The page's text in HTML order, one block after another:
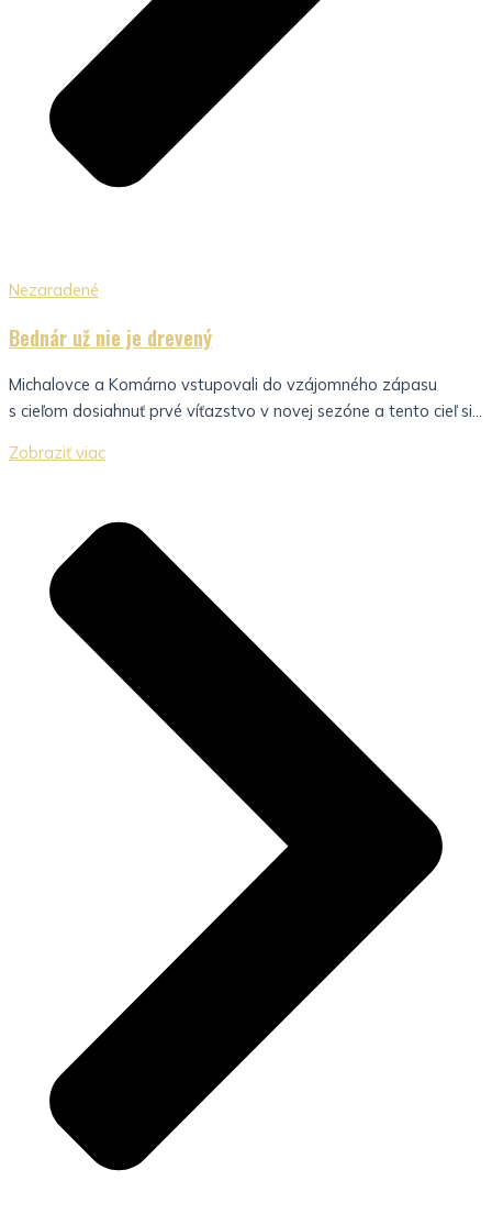
Nezaradené
Bednár už nie je drevený
Michalovce a Komárno vstupovali do vzájomného zápasu
s cieľom dosiahnuť prvé víťazstvo v novej sezóne a tento cieľ si...
Zobraziť viac